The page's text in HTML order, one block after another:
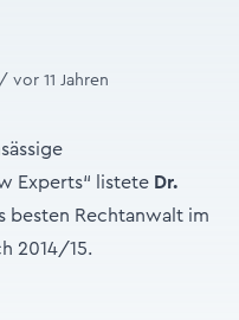
vor 11 Jahren
Experts“ listete Dr.
besten Rechtanwalt im
2014/15.